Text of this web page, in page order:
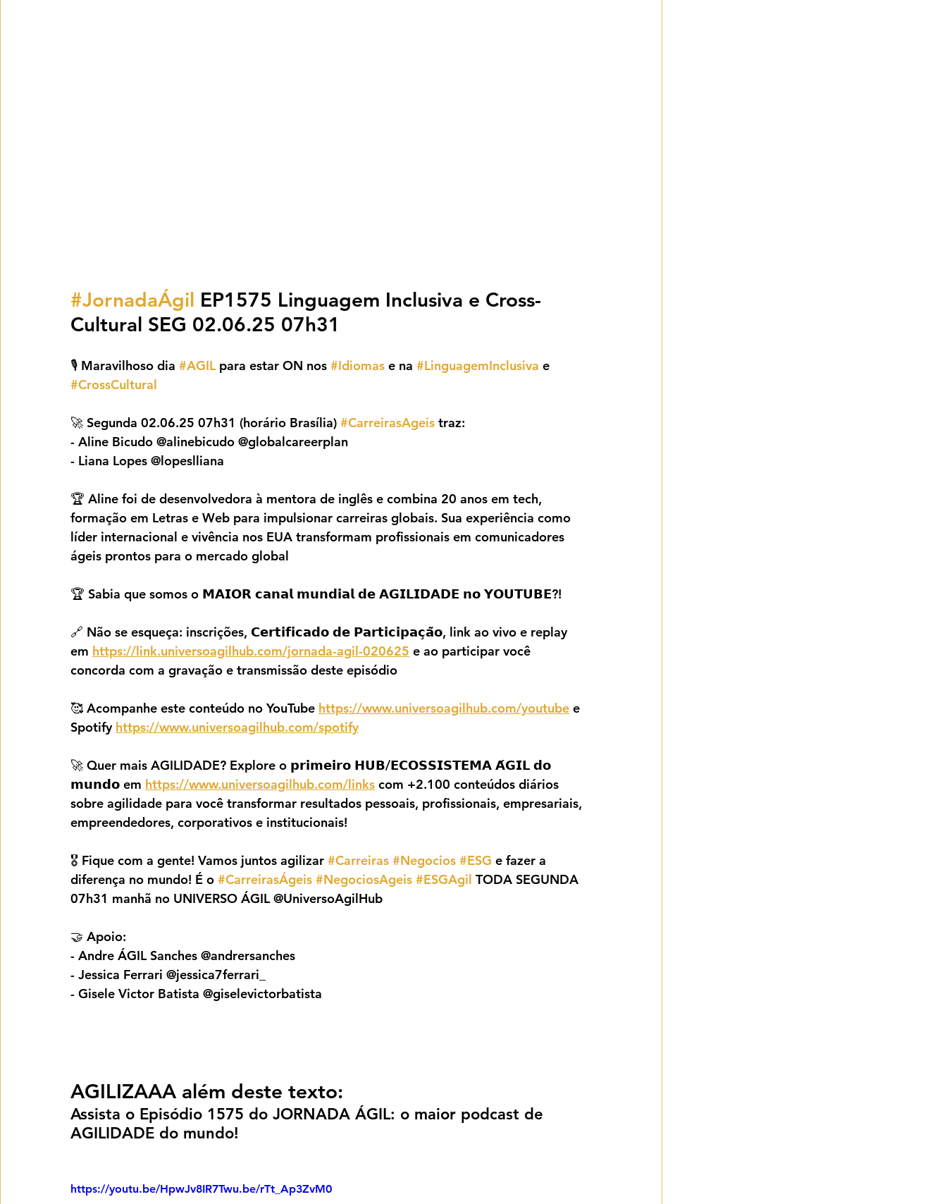
#JornadaÁgil EP1575 Linguagem Inclusiva e Cross-
Cultural SEG 02.06.25 07h31
🎙️ Maravilhoso dia #AGIL para estar ON nos #Idiomas e na #LinguagemInclusiva e
#CrossCultural
🚀 Segunda 02.06.25 07h31 (horário Brasília) #CarreirasAgeis traz:
- Aline Bicudo @alinebicudo @globalcareerplan
- Liana Lopes @lopeslliana
🏆 Aline foi de desenvolvedora à mentora de inglês e combina 20 anos em tech,
formação em Letras e Web para impulsionar carreiras globais. Sua experiência como
líder internacional e vivência nos EUA transformam profissionais em comunicadores
ágeis prontos para o mercado global
🏆 Sabia que somos o 𝗠𝗔𝗜𝗢𝗥 𝗰𝗮𝗻𝗮𝗹 𝗺𝘂𝗻𝗱𝗶𝗮𝗹 𝗱𝗲 𝗔𝗚𝗜𝗟𝗜𝗗𝗔𝗗𝗘 𝗻𝗼 𝗬𝗢𝗨𝗧𝗨𝗕𝗘?!
🔗 Não se esqueça: inscrições, 𝗖𝗲𝗿𝘁𝗶𝗳𝗶𝗰𝗮𝗱𝗼 𝗱𝗲 𝗣𝗮𝗿𝘁𝗶𝗰𝗶𝗽𝗮𝗰̧𝗮̃𝗼, link ao vivo e replay
em https://link.universoagilhub.com/jornada-agil-020625 e ao participar você
concorda com a gravação e transmissão deste episódio
🥰 Acompanhe este conteúdo no YouTube https://www.universoagilhub.com/youtube e
Spotify https://www.universoagilhub.com/spotify
🚀 Quer mais AGILIDADE? Explore o 𝗽𝗿𝗶𝗺𝗲𝗶𝗿𝗼 𝗛𝗨𝗕/𝗘𝗖𝗢𝗦𝗦𝗜𝗦𝗧𝗘𝗠𝗔 𝗔́𝗚𝗜𝗟 𝗱𝗼
𝗺𝘂𝗻𝗱𝗼 em https://www.universoagilhub.com/links com +2.100 conteúdos diários
sobre agilidade para você transformar resultados pessoais, profissionais, empresariais,
empreendedores, corporativos e institucionais!
🎖️ Fique com a gente! Vamos juntos agilizar #Carreiras #Negocios #ESG e fazer a
diferença no mundo! É o #CarreirasÁgeis #NegociosAgeis #ESGAgil TODA SEGUNDA
07h31 manhã no UNIVERSO ÁGIL @UniversoAgilHub
🤝 Apoio:
- Andre ÁGIL Sanches @andrersanches
- Jessica Ferrari @jessica7ferrari_
- Gisele Victor Batista @giselevictorbatista
AGILIZAAA além deste texto:
Assista o Episódio 1575 do JORNADA ÁGIL: o maior podcast de
AGILIDADE do mundo!
https://youtu.be/HpwJv8IR7Twu.be/rTt_Ap3ZvM0